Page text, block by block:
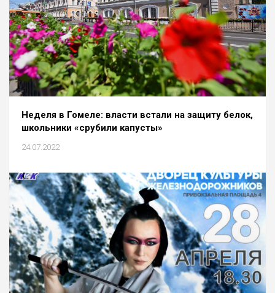
Неделя в Гомеле: власти встали на защиту белок,
школьники «срубили капусты»
24.07.2022